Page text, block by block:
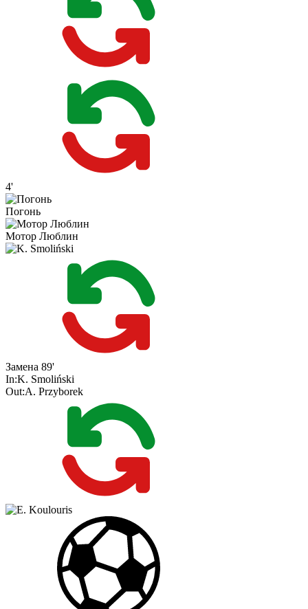
4'
Погонь
Мотор Люблин
Замена 89'
In:K. Smoliński
Out:A. Przyborek